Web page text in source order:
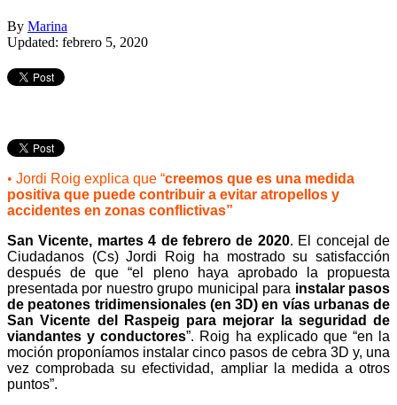
By Marina
Updated: febrero 5, 2020
• Jordi Roig explica que “creemos que es una medida
positiva que puede contribuir a evitar atropellos y
accidentes en zonas conflictivas”
San Vicente, martes 4 de febrero de 2020. El concejal de
Ciudadanos (Cs) Jordi Roig ha mostrado su satisfacción
después de que “el pleno haya aprobado la propuesta
presentada por nuestro grupo municipal para instalar pasos
de peatones tridimensionales (en 3D) en vías urbanas de
San Vicente del Raspeig para mejorar la seguridad de
viandantes y conductores”. Roig ha explicado que “en la
moción proponíamos instalar cinco pasos de cebra 3D y, una
vez comprobada su efectividad, ampliar la medida a otros
puntos”.